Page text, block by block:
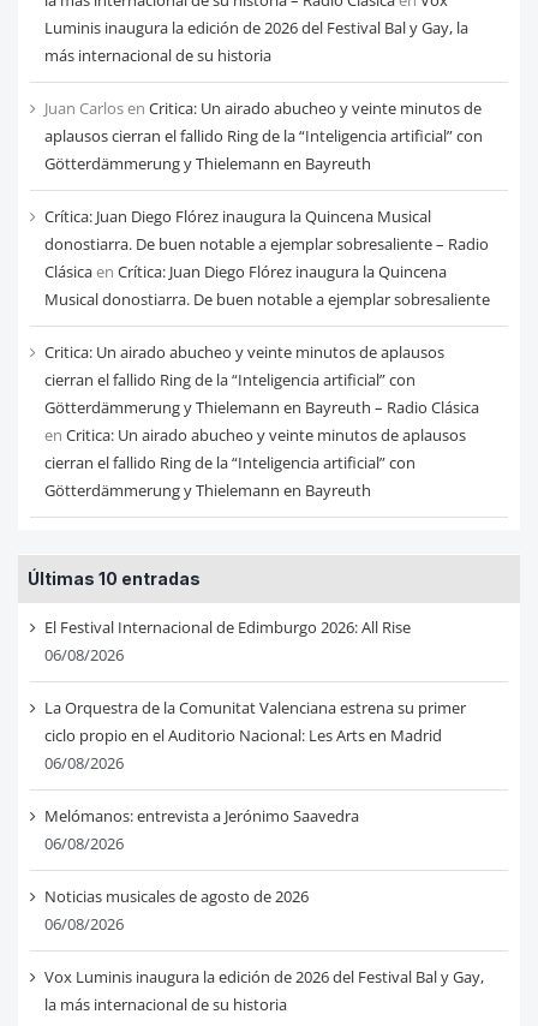
Luminis inaugura la edición de 2026 del Festival Bal y Gay, la
más internacional de su historia
Juan Carlosen Critica: Un airado abucheo y veinte minutos de
aplausos cierran el fallido Ring de la “Inteligencia artificial” con
Götterdämmerung y Thielemann en Bayreuth
Crítica: Juan Diego Flórez inaugura la Quincena Musical
donostiarra. De buen notable a ejemplar sobresaliente – Radio
Clásicaen Crítica: Juan Diego Flórez inaugura la Quincena
Musical donostiarra. De buen notable a ejemplar sobresaliente
Critica: Un airado abucheo y veinte minutos de aplausos
cierran el fallido Ring de la “Inteligencia artificial” con
Götterdämmerung y Thielemann en Bayreuth – Radio Clásica
en Critica: Un airado abucheo y veinte minutos de aplausos
cierran el fallido Ring de la “Inteligencia artificial” con
Götterdämmerung y Thielemann en Bayreuth
Últimas 10 entradas
El Festival Internacional de Edimburgo 2026: All Rise
06/08/2026
La Orquestra de la Comunitat Valenciana estrena su primer
ciclo propio en el Auditorio Nacional: Les Arts en Madrid
06/08/2026
Melómanos: entrevista a Jerónimo Saavedra
06/08/2026
Noticias musicales de agosto de 2026
06/08/2026
Vox Luminis inaugura la edición de 2026 del Festival Bal y Gay,
la más internacional de su historia